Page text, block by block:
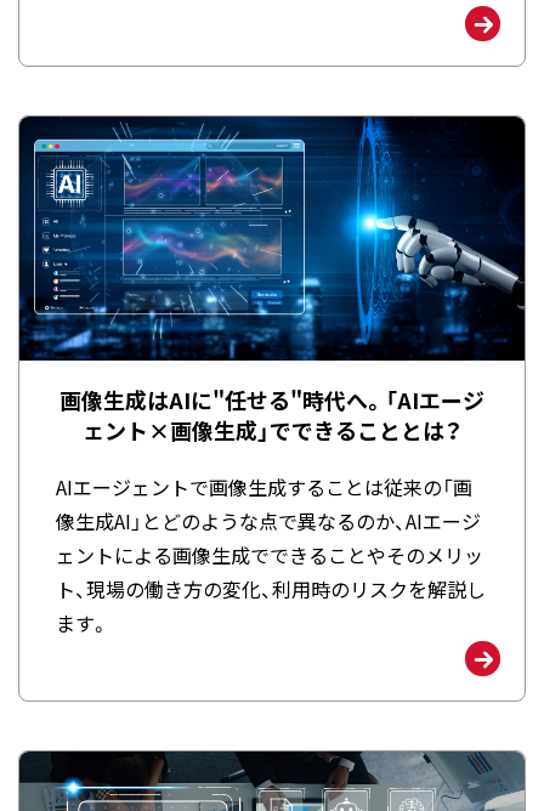
画像生成はAIに"任せる"時代へ。「AIエージ
ェント×画像生成」でできることとは？
AIエージェントで画像生成することは従来の「画
像生成AI」とどのような点で異なるのか、AIエージ
ェントによる画像生成でできることやそのメリッ
ト、現場の働き方の変化、利用時のリスクを解説し
ます。